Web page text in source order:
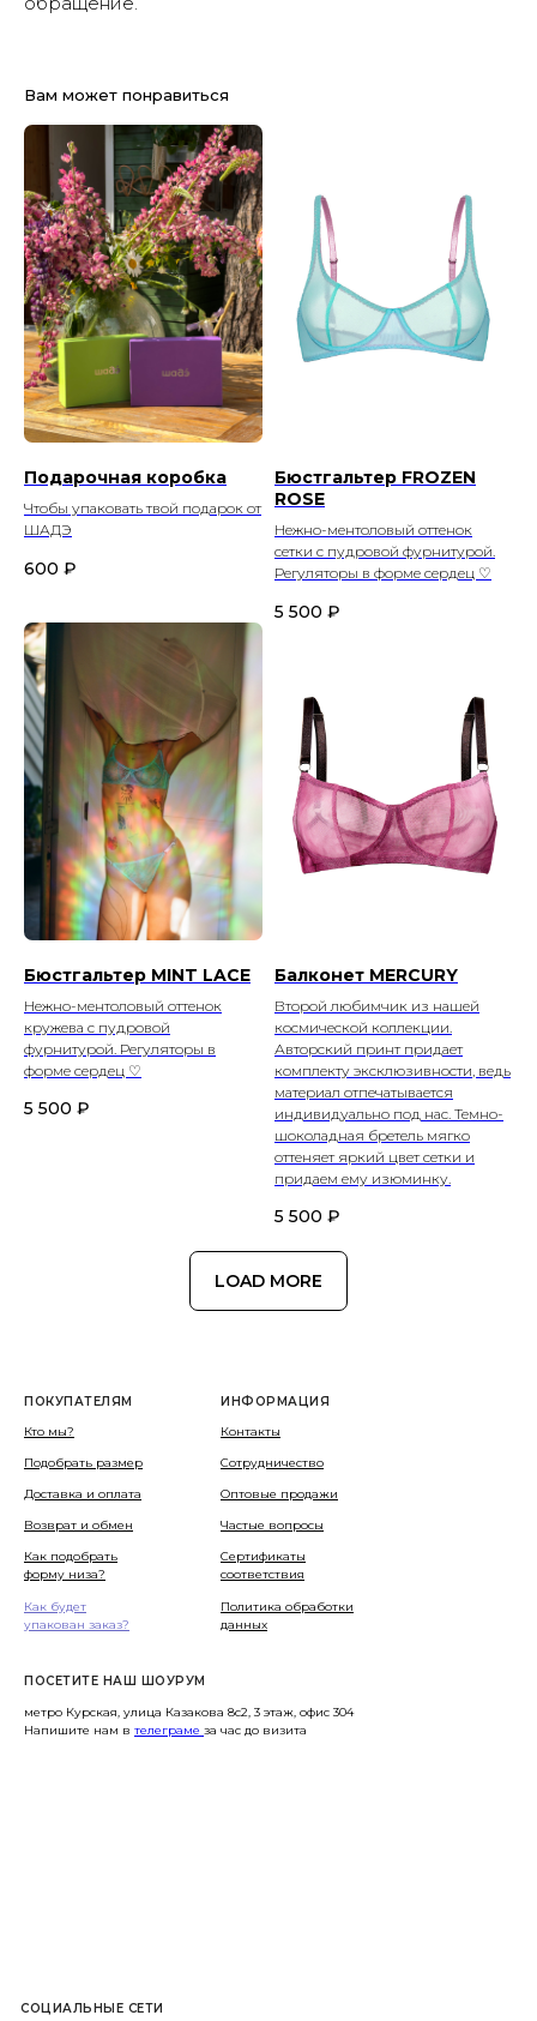
Вам может понравиться
Подарочная коробка
Чтобы упаковать твой подарок от
ШАДЭ
600 ₽
Бюстгальтер FROZEN
ROSE
Нежно-ментоловый оттенок
сетки с пудровой фурнитурой.
Регуляторы в форме сердец ♡
5 500 ₽
Бюстгальтер MINT LACE
Нежно-ментоловый оттенок
кружева с пудровой
фурнитурой. Регуляторы в
форме сердец ♡
5 500 ₽
Балконет MERCURY
Второй любимчик из нашей
космической коллекции.
Авторский принт придает
комплекту эксклюзивности, ведь
материал отпечатывается
индивидуально под нас. Темно-
шоколадная бретель мягко
оттеняет яркий цвет сетки и
придаем ему изюминку.
5 500 ₽
LOAD MORE
ПОКУПАТЕЛЯМ
ИНФОРМАЦИЯ
Кто мы?
Подобрать размер
Доставка и оплата
Возврат и обмен
Сертификаты
соответствия
Контакты
Оптовые продажи
СОЦИАЛЬНЫЕ СЕТИ
Сотрудничество
Политика обработки
данных
Как подобрать
форму низа?
Частые вопросы
Как будет
упакован заказ?
ПОСЕТИТЕ НАШ ШОУРУМ
метро Курская, улица Казакова 8с2, 3 этаж, офис 304
Напишите нам в телеграме за час до визита